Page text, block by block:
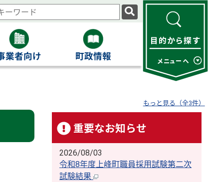
業者向け 町政情報
もっと見る（全3件）
重要なお知らせ
2026/08/03
令和8年度上峰町職員採用試験第二次
試験結果